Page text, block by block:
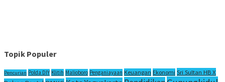
Topik Populer
Pencurian Polda DIY Klitih Malioboro Penganiayaan Keuangan Ekonomi Sri Sultan HB X